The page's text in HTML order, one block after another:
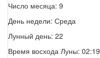
Число месяца: 9
День недели: Среда
Лунный день: 22
Время восхода Луны: 02:19